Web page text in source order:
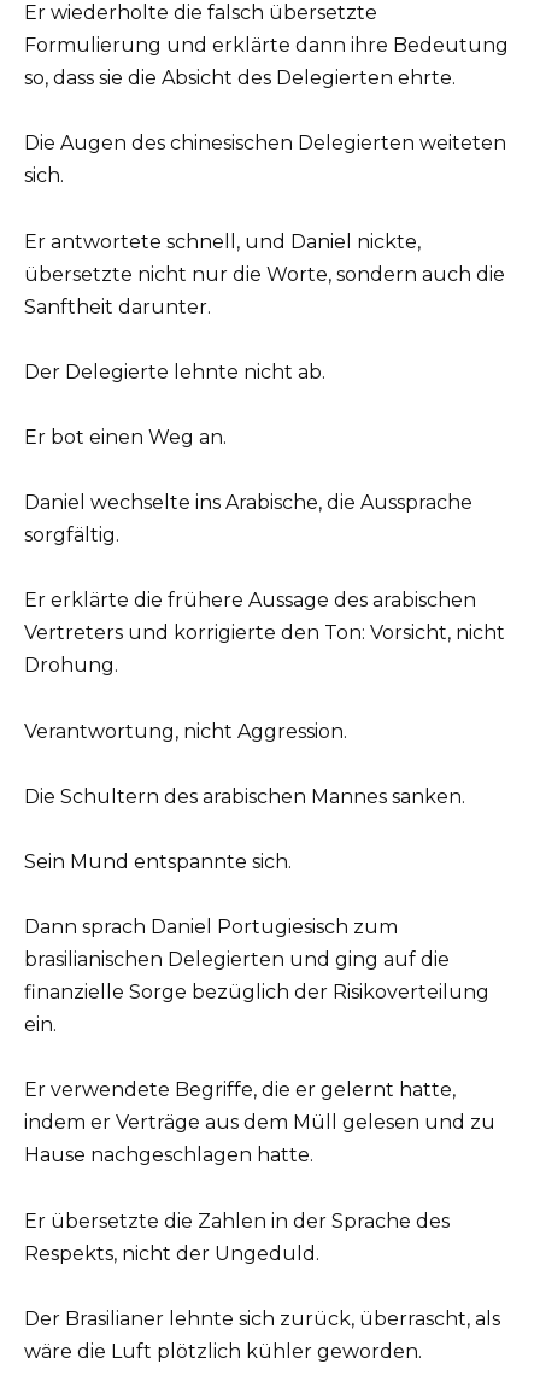
Er wiederholte die falsch übersetzte
Formulierung und erklärte dann ihre Bedeutung
so, dass sie die Absicht des Delegierten ehrte.
Die Augen des chinesischen Delegierten weiteten
sich.
Er antwortete schnell, und Daniel nickte,
übersetzte nicht nur die Worte, sondern auch die
Sanftheit darunter.
Der Delegierte lehnte nicht ab.
Er bot einen Weg an.
Daniel wechselte ins Arabische, die Aussprache
sorgfältig.
Er erklärte die frühere Aussage des arabischen
Vertreters und korrigierte den Ton: Vorsicht, nicht
Drohung.
Verantwortung, nicht Aggression.
Die Schultern des arabischen Mannes sanken.
Sein Mund entspannte sich.
Dann sprach Daniel Portugiesisch zum
brasilianischen Delegierten und ging auf die
finanzielle Sorge bezüglich der Risikoverteilung
ein.
Er verwendete Begriffe, die er gelernt hatte,
indem er Verträge aus dem Müll gelesen und zu
Hause nachgeschlagen hatte.
Er übersetzte die Zahlen in der Sprache des
Respekts, nicht der Ungeduld.
Der Brasilianer lehnte sich zurück, überrascht, als
wäre die Luft plötzlich kühler geworden.